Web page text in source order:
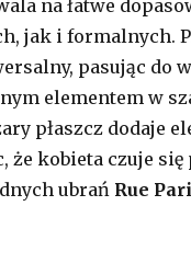
na łatwe
jak i formalnych.
pasując do
elementem w
płaszcz dodaje
że kobieta czuje
ubrańRue